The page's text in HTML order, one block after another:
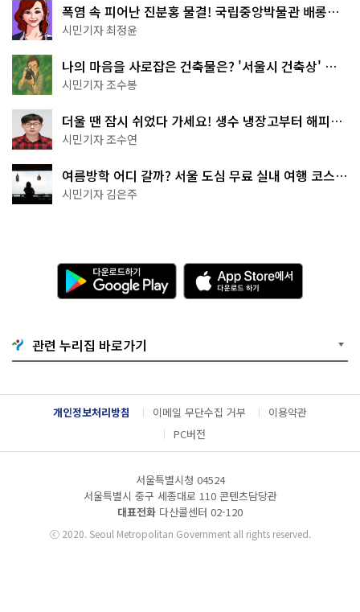
폭염 속 피어난 진분홍 물결! 국립중앙박물관 배롱나
무 명소
시민기자 최정윤
나의 마음을 사로잡은 건축물은? '서울시 건축상' 수
상작 공개!
시민기자 조수봉
더울 땐 잠시 쉬었다 가세요! 생수 냉장고부터 해피소
·무더위쉼터까지
시민기자 조수연
여름방학 어디 갈까? 서울 도심 무료 실내 여행 코스
추천
시민기자 김은주
다
운
로
기
G
o
g
l
e
A
p
p
e
서
다
운
관련 누리집 바로가기
개인정보처리방침 이메일 무단수집 거부
이용약관
PC버전
서울특별시청 04524
서울특별시 중구 세종대로 110 콘텐츠담당관
대표전화 다산콜센터 02-120
ⓒ2020. Seoul Metropolitan Government all rights reserved.